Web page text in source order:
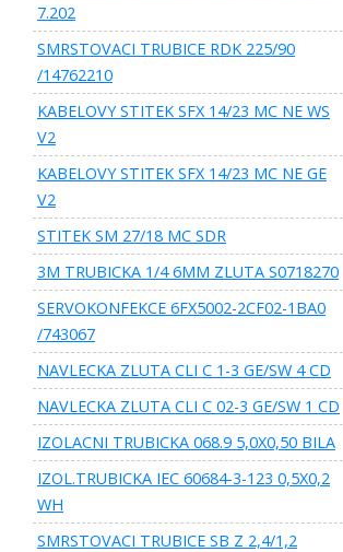
7.202
SMRSTOVACI TRUBICE RDK 225/90
/14762210
KABELOVY STITEK SFX 14/23 MC NE WS
V2
KABELOVY STITEK SFX 14/23 MC NE GE
V2
STITEK SM 27/18 MC SDR
3M TRUBICKA 1/4 6MM ZLUTA S0718270
SERVOKONFEKCE 6FX5002-2CF02-1BA0
/743067
NAVLECKA ZLUTA CLI C 1-3 GE/SW 4 CD
NAVLECKA ZLUTA CLI C 02-3 GE/SW 1 CD
IZOLACNI TRUBICKA 068.9 5,0X0,50 BILA
IZOL.TRUBICKA IEC 60684-3-123 0,5X0,2
WH
SMRSTOVACI TRUBICE SB Z 2,4/1,2